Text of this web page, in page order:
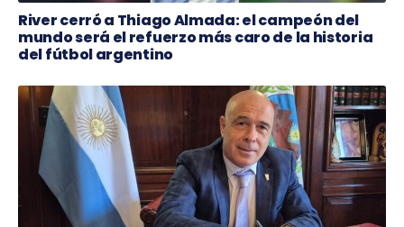
River cerró a Thiago Almada: el campeón del
mundo será el refuerzo más caro de la historia
del fútbol argentino